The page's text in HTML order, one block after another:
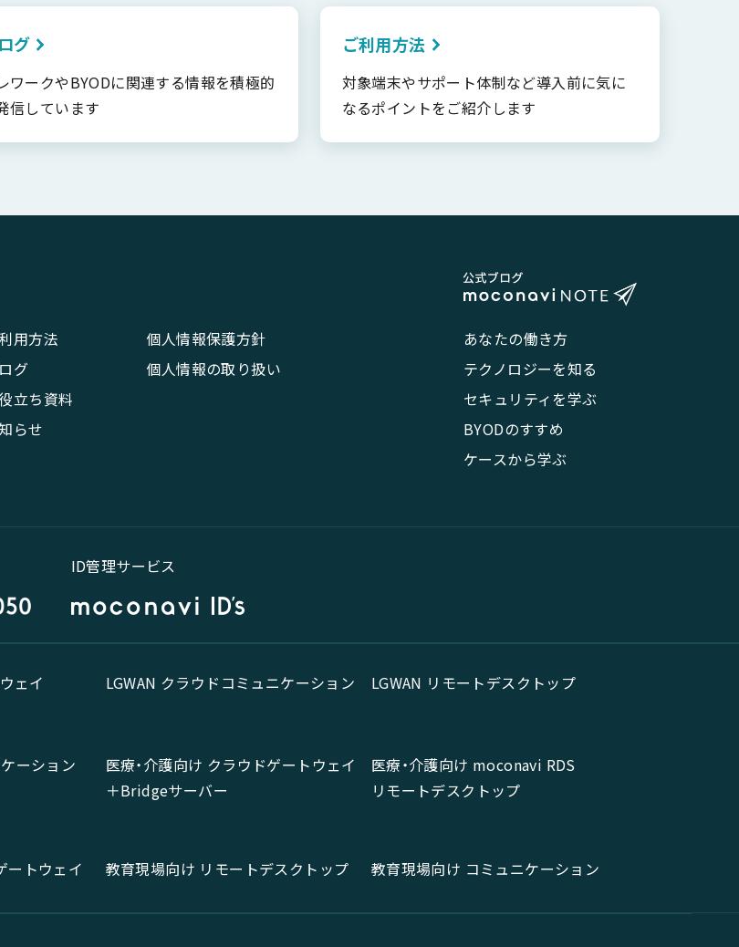
グ
ワークやBYODに関連する情報を積極的
信しています
ご利用方法
対象端末やサポート体制など導入前に気に
なるポイントをご紹介します
用方法
グ
立ち資料
らせ
個人情報保護方針
個人情報の取り扱い
あなたの働き方
テクノロジーを知る
セキュリティを学ぶ
BYODのすすめ
ケースから学ぶ
ID管理サービス
ェイ LGWAN クラウドコミュニケーション LGWAN リモートデスクトップ
ーション
医療・介護向け クラウドゲートウェイ
＋Bridgeサーバー
医療・介護向け moconavi RDS
リモートデスクトップ
ートウェイ 教育現場向け リモートデスクトップ 教育現場向け コミュニケーション